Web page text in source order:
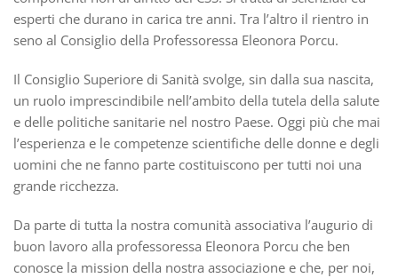
esperti che durano in carica tre anni. Tra l’altro il rientro in
seno al Consiglio della Professoressa Eleonora Porcu.
Il Consiglio Superiore di Sanità svolge, sin dalla sua nascita,
un ruolo imprescindibile nell’ambito della tutela della salute
e delle politiche sanitarie nel nostro Paese. Oggi più che mai
l’esperienza e le competenze scientifiche delle donne e degli
uomini che ne fanno parte costituiscono per tutti noi una
grande ricchezza.
Da parte di tutta la nostra comunità associativa l’augurio di
buon lavoro alla professoressa Eleonora Porcu che ben
conosce la mission della nostra associazione e che, per noi,